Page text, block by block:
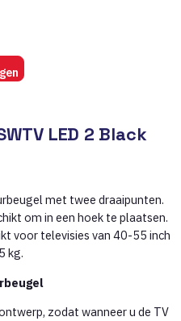
LED 2 Black
met twee draaipunten.
om in een hoek te plaatsen.
voor televisies van 40-55 inch
kg.
zodat wanneer u de TV